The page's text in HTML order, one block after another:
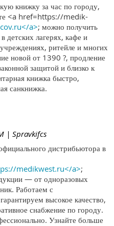
книжку за час по городу,
<a href=https://medik-
a>; можно получить
детских лагерях, кафе и
ритейле и многих
новой от 1390 ?, продление
защитой и близко к
книжка быстро,
санкнижка.
| Spravkifcs
дистрибьютора в
medikwest.ru</a>;
— от одноразовых
Работаем с
высокое качество,
снабжение по городу.
Узнайте больше